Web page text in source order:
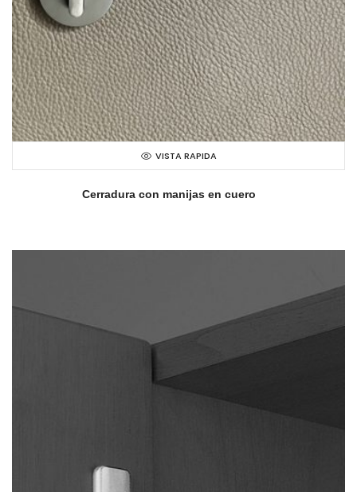
VISTA RAPIDA
Cerradura con manijas en cuero